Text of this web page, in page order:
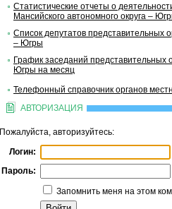
Статистические отчеты о
Мансийского автономного округа –
Список депутатов представительных
– Югры
График заседаний представительных
Югры на месяц
Телефонный справочник органов
АВТОРИЗАЦИЯ
Пожалуйста, авторизуйтесь:
Логин:
Пароль:
Запомнить меня на этом